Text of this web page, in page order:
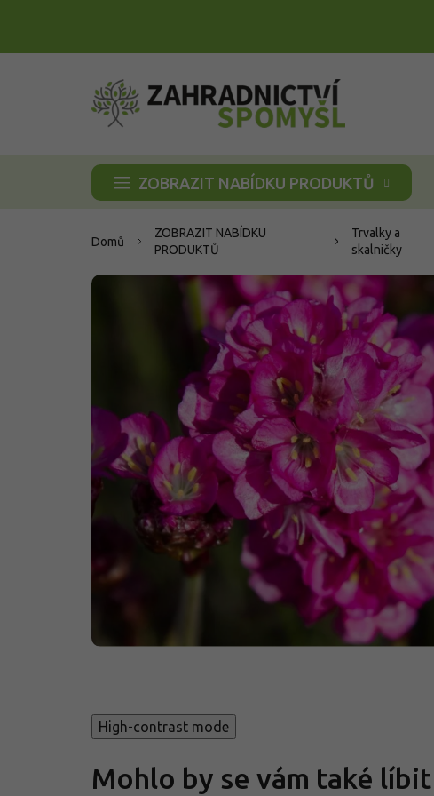
ZOBRAZIT NABÍDKU PRODUKTŮ
Domů
ZOBRAZIT NABÍDKU
PRODUKTŮ
Trvalky a
skalničky
High-contrast mode
Mohlo by se vám také líbit